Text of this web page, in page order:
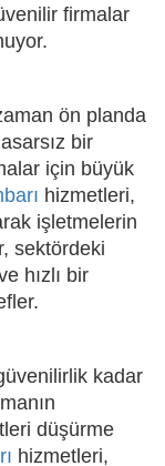
firmalar
ön planda
bir
için büyük
hizmetleri,
işletmelerin
sektördeki
hızlı bir
kadar
düşürme
hizmetleri,